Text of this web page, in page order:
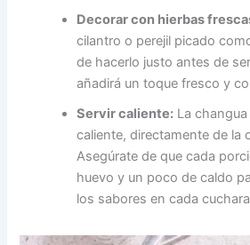
Decorar con hierbas
cilantro o perejil picado
de hacerlo justo antes de
añadirá un toque fresco y
Servir caliente: La
caliente, directamente de la
Asegúrate de que cada
huevo y un poco de caldo
los sabores en cada